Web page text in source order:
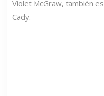
Violet McGraw, también
Cady.